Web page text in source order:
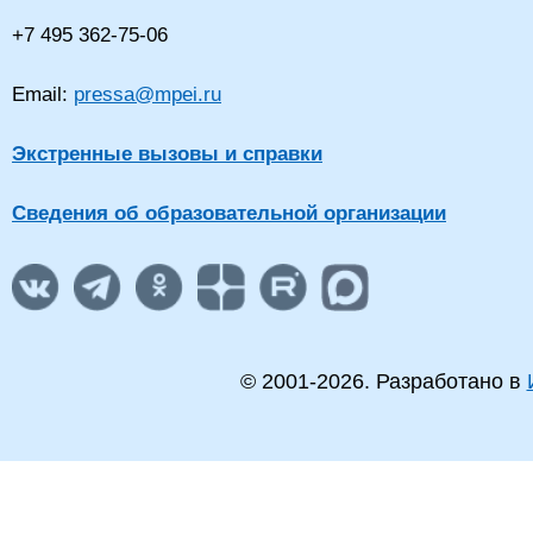
+7 495 362-75-06
Email: pressa@mpei.ru
Экстренные вызовы и справки
Сведения об образовательной организации
© 2001-2026. Разработано в